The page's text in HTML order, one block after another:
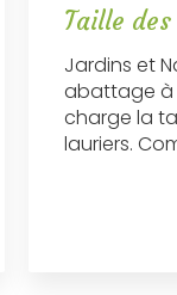
Taille
Jardins et
abattage à
charge la
lauriers.